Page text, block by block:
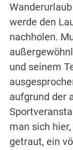
werde den
nachholen.
und seinem
aufgrund der
man sich
getraut, ein